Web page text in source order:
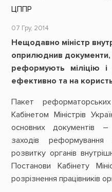
ЦППР
07 Гру, 2014
Нещодавно міністр
оприлюднив документи,
реформують міліцію
ефективно та на
Пакет
Кабінетом Міністрів
основних документів –
заходів
розвитку органів
Постанови Кабінету
розрізнення працівників